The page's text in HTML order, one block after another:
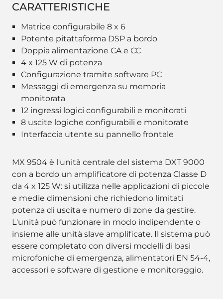
CARATTERISTICHE
Matrice configurabile 8 x 6
Potente pitattaforma DSP a bordo
Doppia alimentazione CA e CC
4 x 125 W di potenza
Configurazione tramite software PC
Messaggi di emergenza su memoria
monitorata
12 ingressi logici configurabili e monitorati
8 uscite logiche configurabili e monitorate
Interfaccia utente su pannello frontale
MX 9504 è l'unità centrale del sistema DXT 9000
con a bordo un amplificatore di potenza Classe D
da 4 x 125 W: si utilizza nelle applicazioni di piccole
e medie dimensioni che richiedono limitati
potenza di uscita e numero di zone da gestire.
L'unità può funzionare in modo indipendente o
insieme alle unità slave amplificate. Il sistema può
essere completato con diversi modelli di basi
microfoniche di emergenza, alimentatori EN 54-4,
accessori e software di gestione e monitoraggio.